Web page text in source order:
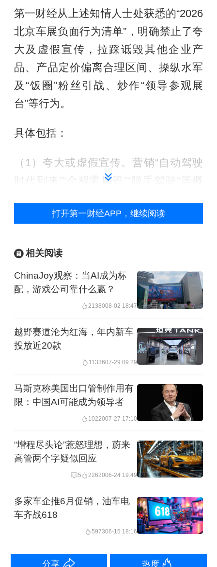
第一财经从上述知情人士处获悉的“2026
北京车展负面行为清单”，明确禁止了夸
大及虚假宣传，拉踩诋毁其他企业产
品、产品定价偏离合理区间、操纵水军
及“饭圈”粉丝引战、炒作“领导参观展
台”等行为。
具体包括：
（1）夸大或虚假宣传。营销“自动驾驶
时代到来”“全程零接管”“脱手驾驶”等概
增加滥用风险；夸大整车和关键部件产
池，进行与客观事实不符的虚假宣传；
使用“遥遥领先”等夸张话术，影响行业公
平竞争秩序。
焦自身技术，大篇幅碰瓷、诋毁其他企
业和产品，错标竞品性能参数不当对标
标。
（3）发布虚假或不规范测评。操纵道路
机动车辆检验检测机构、平台企业或相
关媒体等，开展不符合相关法规、标准
要求的测评活动，发布虚假、不客观、
牌形象，误导社会公众。
假车型预定数据，选择性披露销售数
打开第一财经APP，继续阅读
相关阅读
ChinaJoy观察：当AI成为标
配，游戏公司靠什么赢？
2138008-02 18:47
越野赛道沦为红海，年内新车
投放近20款
1133607-29 09:29
马斯克称美国出口管制作用有
限：中国AI可能成为领导者
1022007-27 17:10
“增程尽头论”惹怒理想，蔚来
高管两个字疑似回应
5 2262006-24 19:49
多家车企推6月促销，油车电
车齐战618
597306-15 18:16
分享 热度